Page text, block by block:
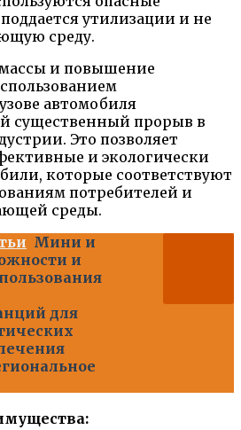
утилизации и не
среду.
и повышение
автомобиля
существенный прорыв в
Это позволяет
и экологически
которые соответствуют
потребителей и
среды.
Мини и
и
для